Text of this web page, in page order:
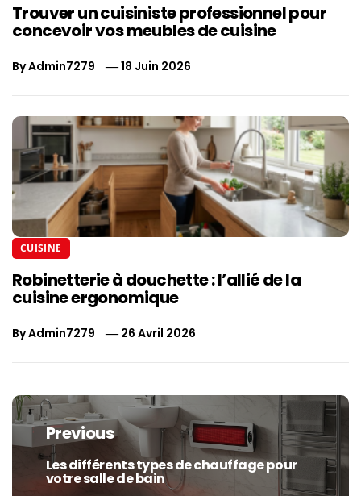
Trouver un cuisiniste professionnel pour
concevoir vos meubles de cuisine
ByAdmin7279 18 Juin 2026
CUISINE
Robinetterie à douchette : l’allié de la
cuisine ergonomique
ByAdmin7279 26 Avril 2026
Navigation
de
l’article
Previous
Previous
post:
Les différents types de chauffage pour
votre salle de bain